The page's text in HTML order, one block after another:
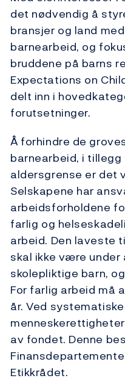
det nødvendig å
bransjer og land
barnearbeid, og
bruddene på barns
Expectations on
delt inn i
forutsetninger.
Å forhindre de
barnearbeid, i
aldersgrense er det
Selskapene har
arbeidsforholdene
farlig og
arbeid. Den laveste
skal ikke være
skolepliktige barn,
For farlig arbeid må
år. Ved
av fondet. Denne
Etikkrådet.